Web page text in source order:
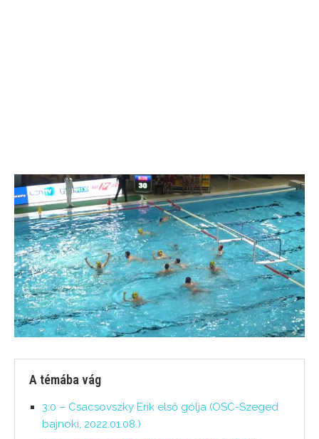
A témába vág
3:0 – Csacsovszky Erik első gólja (OSC-Szeged
bajnoki, 2022.01.08.)